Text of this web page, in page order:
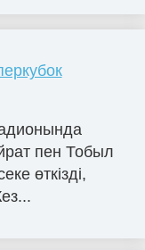
пен Тобыл
өткізді,